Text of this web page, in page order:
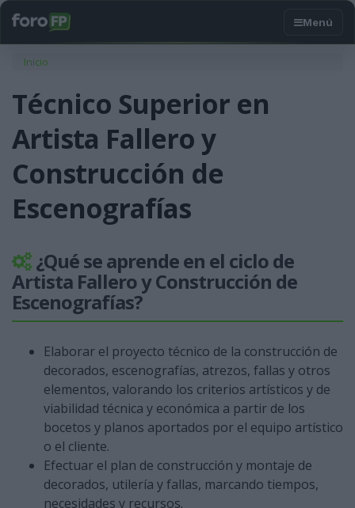
Usted está aquí
Inicio
Técnico Superior en
Artista Fallero y
Construcción de
Escenografías
¿Qué se aprende en el ciclo de
Artista Fallero y Construcción de
Escenografías?
Elaborar el proyecto técnico de la construcción de
decorados, escenografías, atrezos, fallas y otros
elementos, valorando los criterios artísticos y de
viabilidad técnica y económica a partir de los
bocetos y planos aportados por el equipo artístico
o el cliente.
Efectuar el plan de construcción y montaje de
decorados, utilería y fallas, marcando tiempos,
necesidades y recursos.